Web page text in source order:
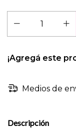
¡Agregá este
Medios de
Descripción